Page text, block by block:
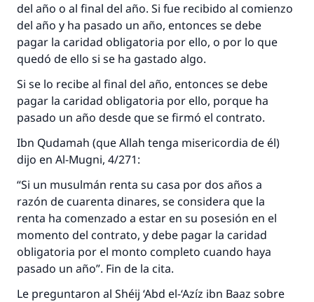
del año o al final del año. Si fue recibido al comienzo
del año y ha pasado un año, entonces se debe
pagar la caridad obligatoria por ello, o por lo que
quedó de ello si se ha gastado algo.
Si se lo recibe al final del año, entonces se debe
pagar la caridad obligatoria por ello, porque ha
pasado un año desde que se firmó el contrato.
Ibn Qudamah (que Allah tenga misericordia de él)
dijo en Al-Mugni, 4/271:
“Si un musulmán renta su casa por dos años a
razón de cuarenta dinares, se considera que la
renta ha comenzado a estar en su posesión en el
momento del contrato, y debe pagar la caridad
obligatoria por el monto completo cuando haya
pasado un año”. Fin de la cita.
Le preguntaron al Shéij ‘Abd el-‘Azíz ibn Baaz sobre